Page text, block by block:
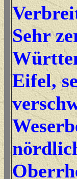
Sehr
Eifel,